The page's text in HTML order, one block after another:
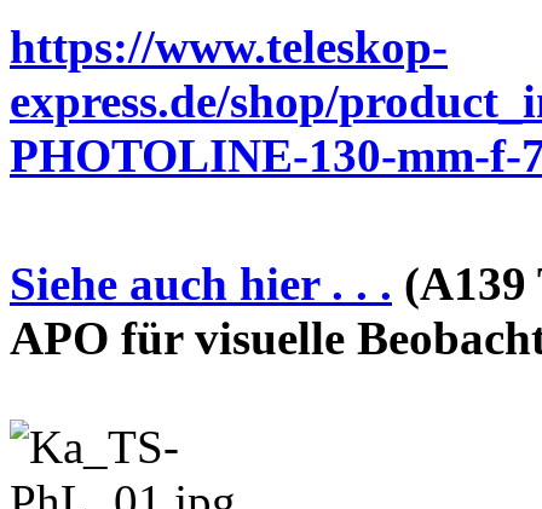
https://www.teleskop-
express.de/shop/
PHOTOLINE-130-mm-f-
Siehe auch hier . . . (A139
APO für visuelle